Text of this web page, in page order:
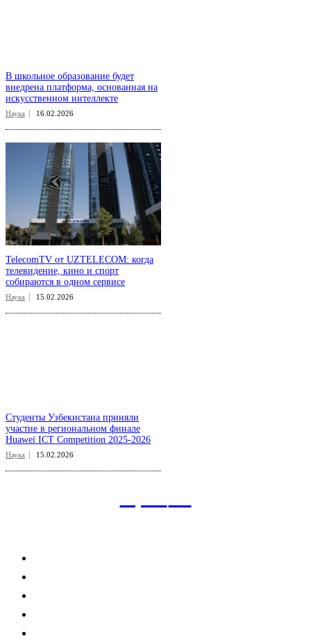
В школьное образование будет
внедрена платформа, основанная на
искусственном интеллекте
Наука 16.02.2026
TelecomTV от UZTELECOM: когда
телевидение, кино и спорт
собираются в одном сервисе
Наука 15.02.2026
Студенты Узбекистана приняли
участие в региональном финале
Huawei ICT Competition 2025-2026
Наука 15.02.2026